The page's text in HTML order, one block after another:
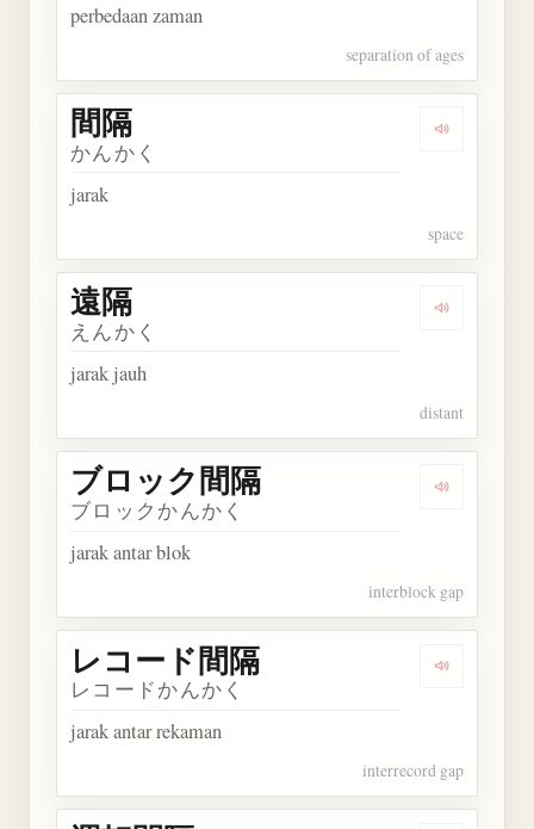
perbedaan zaman
separation of ages
Dengarkan
間隔
かんかく
jarak
space
Dengarkan
遠隔
えんかく
jarak jauh
distant
Dengarkan
ブロック間隔
ブロックかんかく
jarak antar blok
interblock gap
Dengarkan
レコード間隔
レコードかんかく
jarak antar rekaman
interrecord gap